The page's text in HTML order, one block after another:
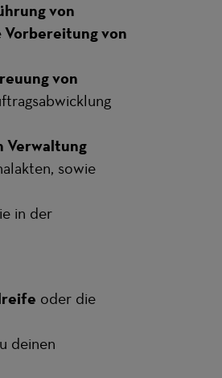
von
Vorbereitung von
von
Verwaltung
sowie
in der
oder die
deinen